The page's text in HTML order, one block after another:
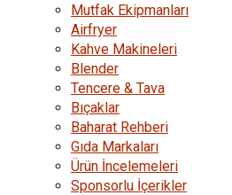
Mutfak Ekipmanları
Airfryer
Kahve Makineleri
Blender
Tencere & Tava
Bıçaklar
Baharat Rehberi
Gıda Markaları
Ürün İncelemeleri
Sponsorlu İçerikler